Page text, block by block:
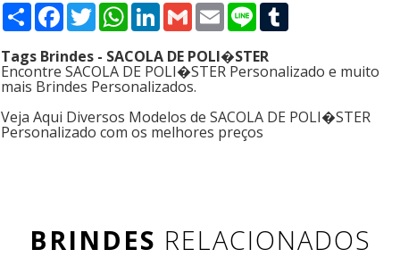
Compartilhar
Facebook
TwitterWhatsApp
LinkedIn
GmailEmailLine
Tags Brindes - SACOLA DE POLI�STER
Encontre SACOLA DE POLI�STER Personalizado e muito
mais Brindes Personalizados.
Veja Aqui Diversos Modelos de SACOLA DE POLI�STER
Personalizado com os melhores preços
BRINDES RELACIONADOS